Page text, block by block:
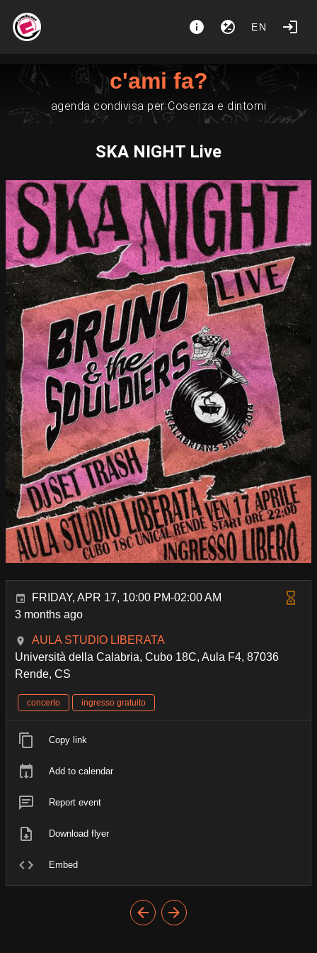
EN
c'ami fa?
agenda condivisa per Cosenza e dintorni
SKA NIGHT Live
FRIDAY, APR 17, 10:00 PM-02:00 AM
3 months ago
AULA STUDIO LIBERATA
Università della Calabria, Cubo 18C, Aula F4, 87036
Rende, CS
concerto ingresso gratuito
Copy link
Add to calendar
Report event
Download flyer
Embed